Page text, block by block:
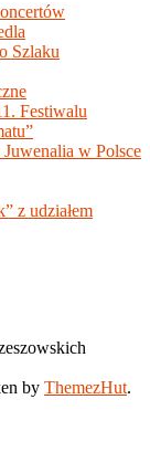
Szlaku
Festiwalu
w Polsce
z udziałem
by ThemezHut.